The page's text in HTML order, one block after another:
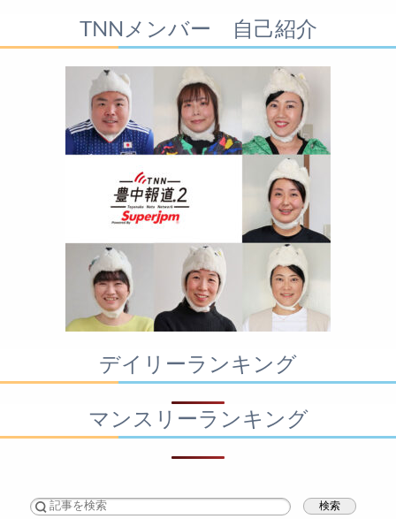
TNNメンバー 自己紹介
デイリーランキング
マンスリーランキング
検索